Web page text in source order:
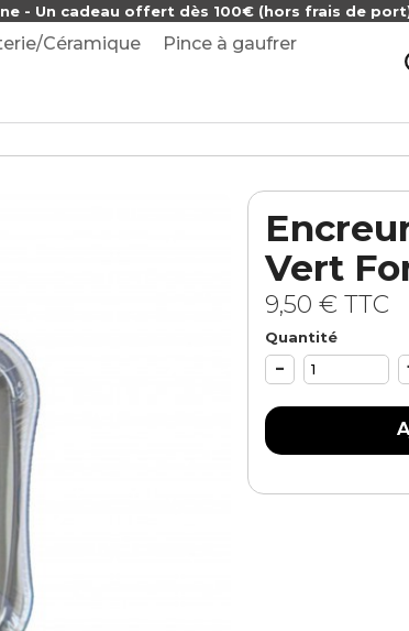
- Un cadeau offert dès 100€ (hors frais de
Céramique Pince à gaufrer
Vert
9,50 € TTC
Quantité
-